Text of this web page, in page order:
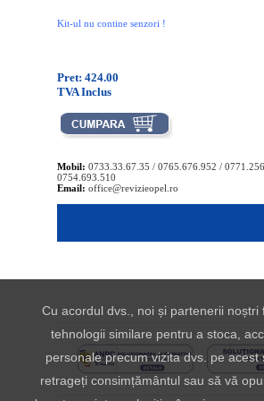
Kit-ul nu contine senzori !
Pret: 424.00
TVA Inclus
Mobil: 0733.33.67.35 / 0765.676.952 /
0754.693.510
Email: office@revizieopel.ro
Cu acordul dvs., noi și partenerii noștri
tehnologii similare pentru a stoca,
personale precum vizita dvs. pe acest
retrageți consimțământul sau să vă